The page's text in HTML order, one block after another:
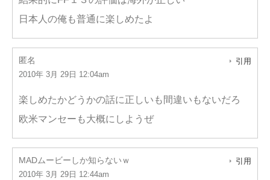
日本人の俺も普通に楽しめたよ
匿名
2010年 3月 29日 12:04am
引用
楽しめたかどうかの話に正しいも間違いもないだろ
欧米マンセーも大概にしようぜ
MADムービーしか知らないｗ
2010年 3月 29日 12:44am
引用